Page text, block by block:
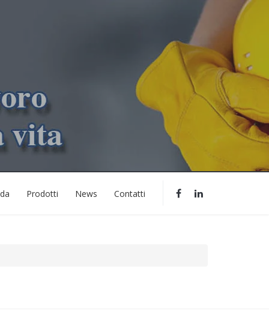
Prodotti News Contatti